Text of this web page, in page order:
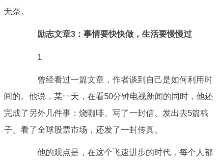
无奈。
励志文章3：事情要快快做，生活要慢慢过
1
曾经看过一篇文章，作者谈到自己是如何利用时
间的。他说，某一天，在看50分钟电视新闻的同时，他还
完成了另外几件事：烧咖啡、写了一封信、发出去5篇稿
子、看了全球股票市场，还发了一封传真。
他的观点是，在这个飞速进步的时代，每个人都